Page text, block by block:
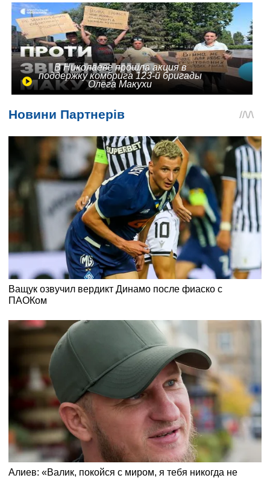
В Николаеве прошла акция в
поддержку комбрига 123-й бригады
Олега Макухи